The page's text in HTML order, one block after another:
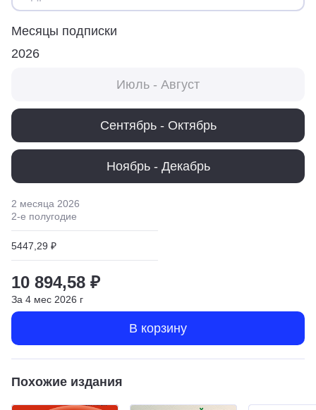
Месяцы подписки
2026
Июль - Август
Сентябрь - Октябрь
Ноябрь - Декабрь
2 месяца 2026
2-е полугодие
5447,29 ₽
10 894,58 ₽
За 4 мес 2026 г
В корзину
Похожие издания